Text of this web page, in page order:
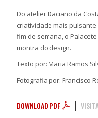
Do atelier Daciano da
criatividade mais
fim de semana, o
montra do design.
Texto por: Maria Ramos
Fotografia por: Francisco
DOWNLOAD PDF